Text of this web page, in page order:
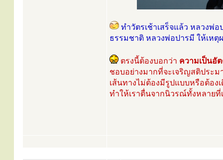
ทำวัตรเช้าเสร็จแล้ว หลวงพ่
ธรรมชาติ หลวงพ่อปารมี ให้เห
ตรงนี้ต้องบอกว่า ความเป็นอั
ชอบอย่างมากที่จะเจริญสติประม
เส้นทางไม่ต้องมีรูปแบบหรือต้อ
ทำให้เราตื่นจากนิวรณ์ทั้งหลายที่